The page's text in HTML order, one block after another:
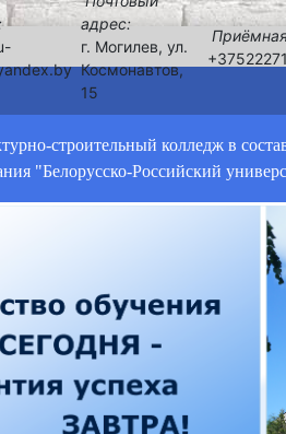
адрес:
г. Могилев, ул.
Космонавтов,
15
строительный колледж в
"Белорусско-Российский